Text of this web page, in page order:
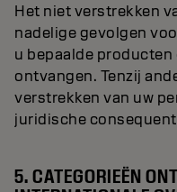
Het niet verstrekken
nadelige gevolgen
u bepaalde
ontvangen. Tenzij
verstrekken van uw
juridische
5. CATEGORIEËN